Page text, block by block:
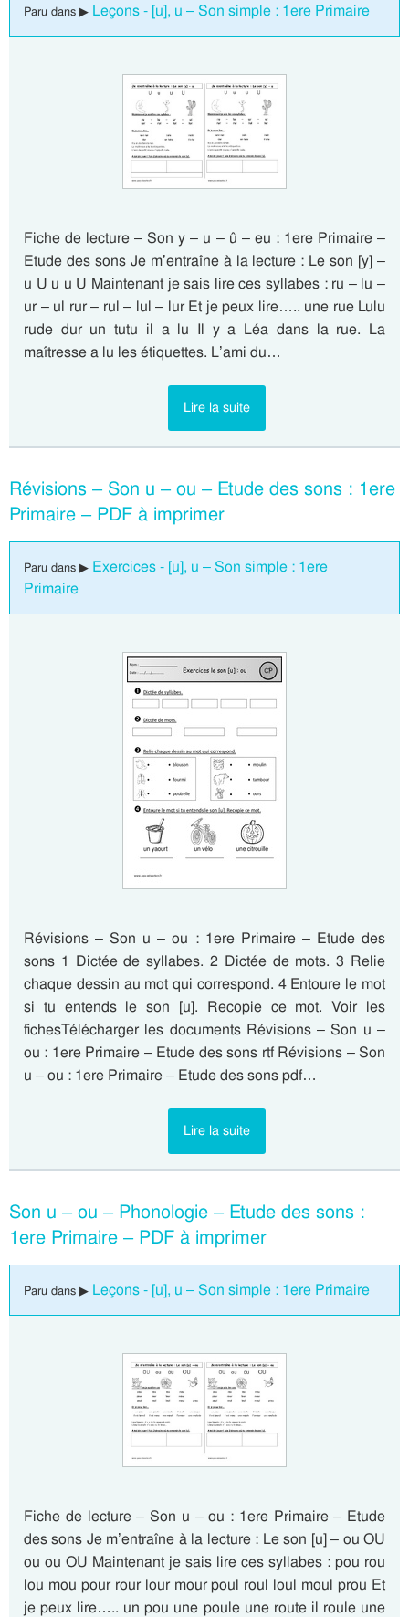
Paru dans ▶ Leçons - [u], u – Son simple : 1ere Primaire
Fiche de lecture – Son y – u – û – eu : 1ere Primaire –
Etude des sons Je m’entraîne à la lecture : Le son [y] –
u U u u U Maintenant je sais lire ces syllabes : ru – lu –
ur – ul rur – rul – lul – lur Et je peux lire….. une rue Lulu
rude dur un tutu il a lu Il y a Léa dans la rue. La
maîtresse a lu les étiquettes. L’ami du…
Lire la suite
Révisions – Son u – ou – Etude des sons : 1ere
Primaire – PDF à imprimer
Paru dans ▶ Exercices - [u], u – Son simple : 1ere
Primaire
Révisions – Son u – ou : 1ere Primaire – Etude des
sons 1 Dictée de syllabes. 2 Dictée de mots. 3 Relie
chaque dessin au mot qui correspond. 4 Entoure le mot
si tu entends le son [u]. Recopie ce mot. Voir les
fichesTélécharger les documents Révisions – Son u –
ou : 1ere Primaire – Etude des sons rtf Révisions – Son
u – ou : 1ere Primaire – Etude des sons pdf…
Lire la suite
Son u – ou – Phonologie – Etude des sons :
1ere Primaire – PDF à imprimer
Paru dans ▶ Leçons - [u], u – Son simple : 1ere Primaire
Fiche de lecture – Son u – ou : 1ere Primaire – Etude
des sons Je m’entraîne à la lecture : Le son [u] – ou OU
ou ou OU Maintenant je sais lire ces syllabes : pou rou
lou mou pour rour lour mour poul roul loul moul prou Et
je peux lire….. un pou une poule une route il roule une